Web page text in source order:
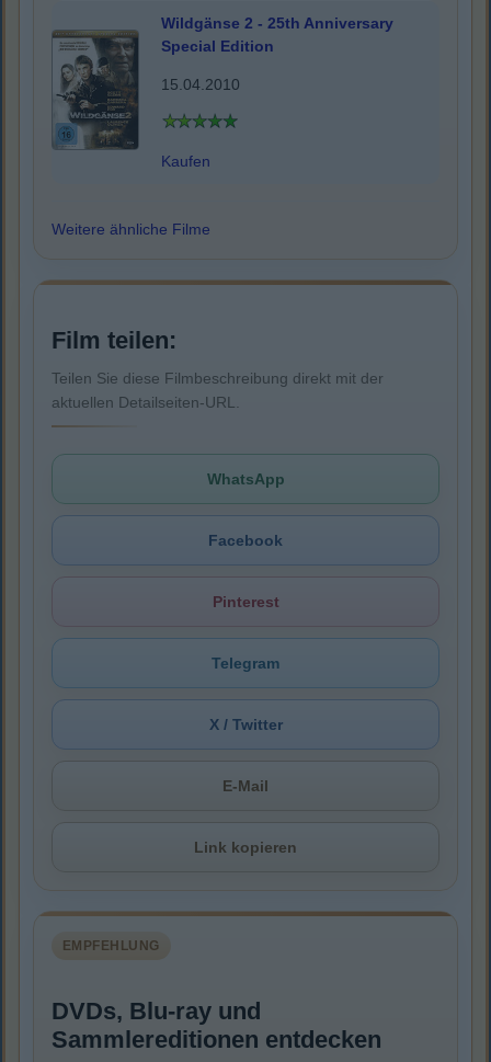
Wildgänse 2 - 25th Anniversary
Special Edition
15.04.2010
Kaufen
Weitere ähnliche Filme
Film teilen:
Teilen Sie diese Filmbeschreibung direkt mit der
aktuellen Detailseiten-URL.
WhatsApp
Facebook
Pinterest
Telegram
X / Twitter
E-Mail
Link kopieren
EMPFEHLUNG
DVDs, Blu-ray und
Sammlereditionen entdecken